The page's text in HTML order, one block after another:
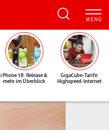
iPhone 18: Release &
mehr im Überblick
GigaCube-Tarife:
Highspeed-Internet